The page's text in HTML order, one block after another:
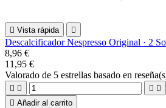
 Vista rápida 
Descalcificador Nespresso Original · 2
8,96 €
11,95 €
Valorado de 5 estrellas basado en
   
 Añadir al carrito